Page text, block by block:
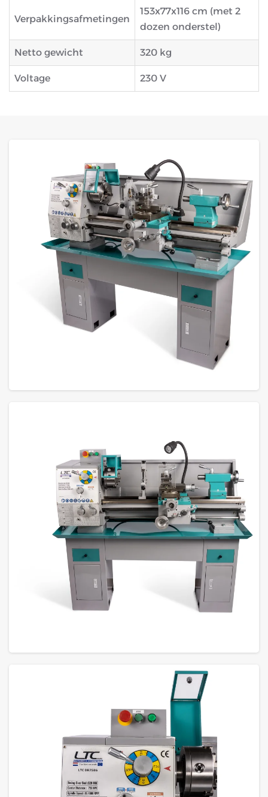
Verpakkingsafmetingen
153x77x116 cm (met 2
dozen onderstel)
Netto gewicht 320 kg
Voltage 230 V
GROTE FOTO
GROTE FOTO
GROTE FOTO